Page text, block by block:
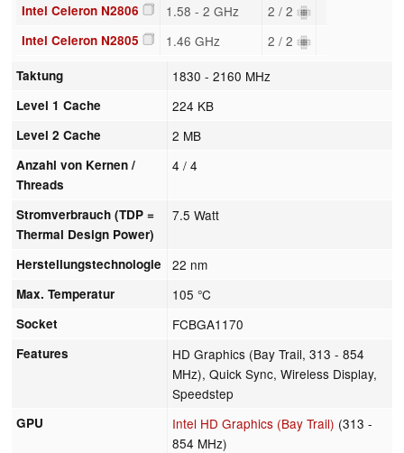
Intel Celeron N2806 1.58 - 2 GHz 2 / 2
Intel Celeron N2805 1.46 GHz 2 / 2
Taktung 1830 - 2160 MHz
Level 1 Cache 224 KB
Level 2 Cache 2 MB
Anzahl von Kernen /
Threads
4 / 4
Stromverbrauch (TDP =
Thermal Design Power)
7.5 Watt
Herstellungstechnologie 22 nm
Max. Temperatur 105 °C
Socket FCBGA1170
Features
HD Graphics (Bay Trail, 313 - 854
MHz), Quick Sync, Wireless Display,
Speedstep
GPU Intel HD Graphics (Bay Trail) (313 -
854 MHz)